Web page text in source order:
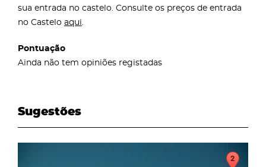
sua entrada no castelo. Consulte os preços de entrada
no Castelo aqui.
Pontuação
Ainda não tem opiniões registadas
Sugestões